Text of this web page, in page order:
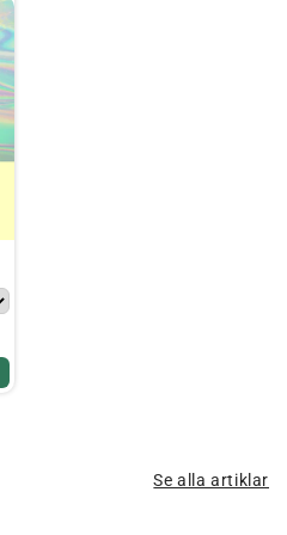
Se alla artiklar